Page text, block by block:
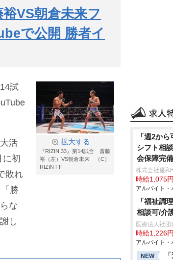
VS朝倉未来フ
で公開 勝者イ
拡大する
『RIZIN.33』第14試合 斎藤
裕（左）VS朝倉未来 （C）
RIZIN FF
試
活
に初
敗れ
勝
な
し
「週2か
シフト相
会保障完備
株式会社優和
時給1,075
アルバイト・
「福祉調
相談可/介
医療法人社
時給1,226
アルバイト・
NEW